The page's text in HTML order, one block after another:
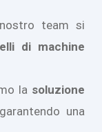
team si
di machine
la soluzione
una